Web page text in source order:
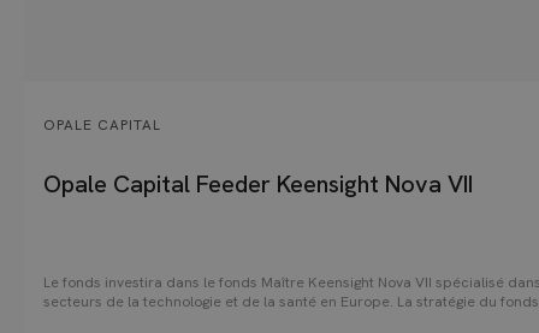
OPALE CAPITAL
Opale Capital Feeder Keensight Nova VII
Le fonds investira dans le fonds Maître Keensight Nova VII spécialisé
secteurs de la technologie et de la santé en Europe. La stratégie du